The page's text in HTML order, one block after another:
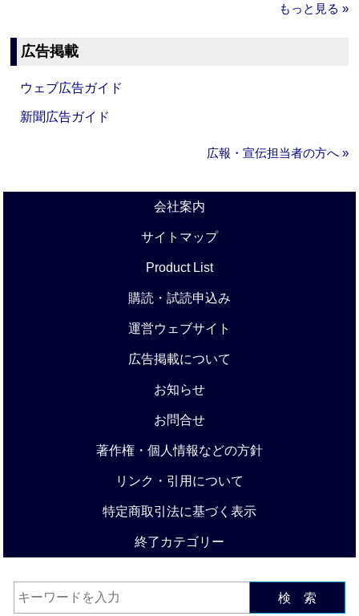
もっと見る »
広告掲載
ウェブ広告ガイド
新聞広告ガイド
広報・宣伝担当者の方へ »
会社案内
サイトマップ
Product List
購読・試読申込み
運営ウェブサイト
広告掲載について
お知らせ
お問合せ
著作権・個人情報などの方針
リンク・引用について
特定商取引法に基づく表示
終了カテゴリー
検 索